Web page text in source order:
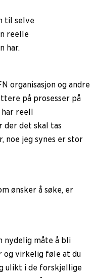
til selve
reelle
har.
organisasjon og andre
på prosesser på
har reell
der det skal tas
noe jeg synes er stor
ønsker å søke, er
nydelig måte å bli
og virkelig føle at du
ulikt i de forskjellige